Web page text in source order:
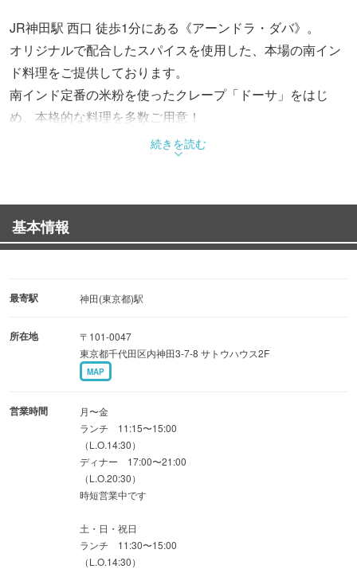
JR神田駅 西口 徒歩1分にある《アーンドラ・ダバ》。
オリジナルで配合したスパイスを使用した、本場の南イン
ド料理をご提供しております。
南インド定番の米粉を使ったクレープ「ドーサ」をはじ
め、本格的な料理を多数ご用意！
（税込）
◆タンドリー ノンベジタリアンコース …3,500円
（税込）
【種類豊富なカレー】
◆ラム・コリアンダー・カレー …1,250円（税込）
◆ナスとオクラのカレー …1,150円（税込）
店内は落ち着いた雰囲気で、ゆったりとした時間をお過ご
しいただけます。
お近くにお越しの際はぜひお立ち寄りください。
※平日ランチはご予約、クレジットカード支払いを承って
続きを読む
基本情報
最寄駅 神田(東京都)駅
所在地
〒101-0047
東京都千代田区内神田3-7-8 サトウハウス2F
MAP
営業時間
月〜金
ランチ 11:15〜15:00
（L.O.14:30）
ディナー 17:00〜21:00
（L.O.20:30）
時短営業中です
土・日・祝日
ランチ 11:30〜15:00
（L.O.14:30）